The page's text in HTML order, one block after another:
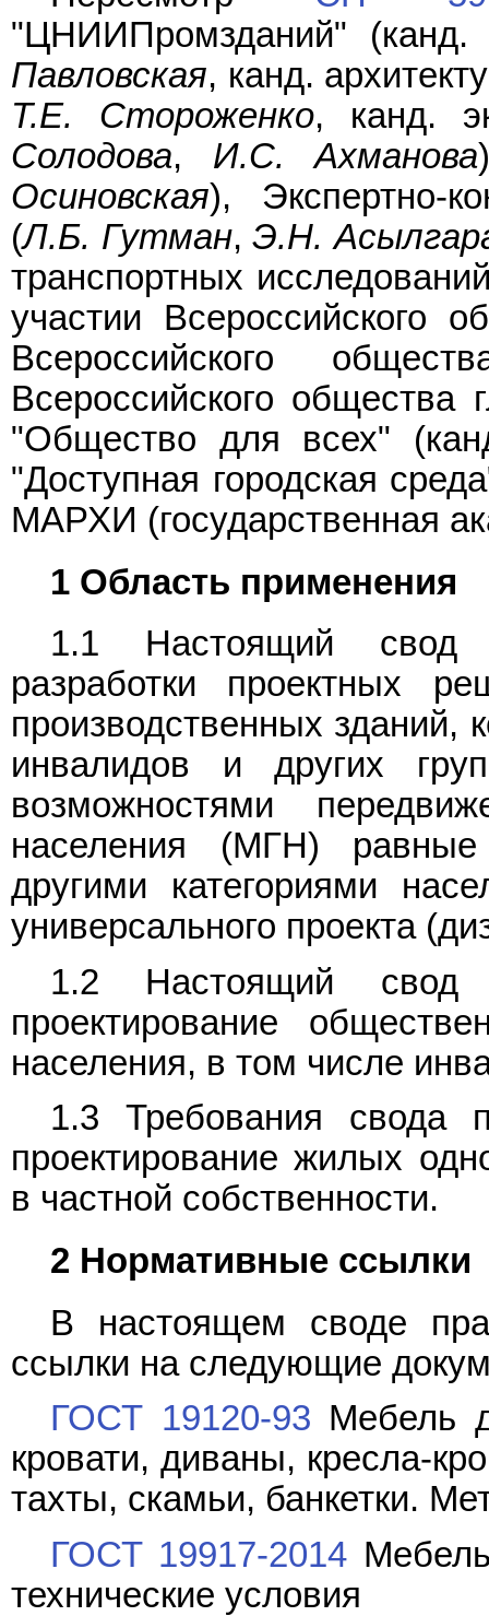
"ЦНИИПромзданий" (канд.
Павловская, канд.
Т.Е. Стороженко, канд.
Солодова, И.С. Ахманова
Осиновская), Экспертно-
(Л.Б. Гутман, Э.Н.
транспортных
участии Всероссийского
Всероссийского
Всероссийского общества
"Общество для всех"
"Доступная городская
МАРХИ (государственная
1 Область применения
1.1 Настоящий свод
разработки проектных
производственных зданий,
инвалидов и других
возможностями
населения (МГН) равные
другими категориями
универсального проекта
1.2 Настоящий свод
проектирование
населения, в том числе
1.3 Требования свода
проектирование жилых
в частной собственности.
2 Нормативные ссылки
В настоящем своде
ссылки на следующие
ГОСТ 19120-93 Мебель
кровати, диваны, кресла-
тахты, скамьи, банкетки.
ГОСТ 19917-2014
технические условия